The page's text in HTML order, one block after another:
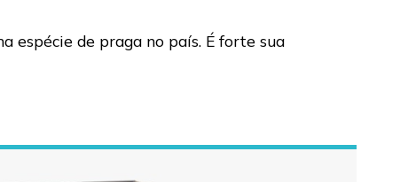
espécie de praga no país. É forte sua